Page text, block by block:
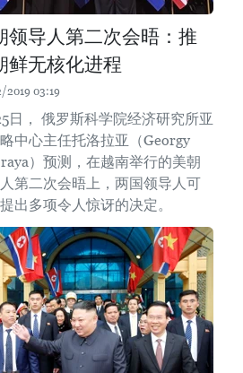
领导人第二次会晤：推
鲜无核化进程
2019 03:19
日， 俄罗斯科学院经济研究所亚
中心主任托洛拉亚（Georgy
）预测，在越南举行的美朝
第二次会晤上，两国领导人可
出多项令人惊讶的决定。